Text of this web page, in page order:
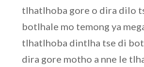
tlhatlhoba gore o dira dilo
botlhale mo temong ya
tlhatlhoba dintlha tse di
dira gore motho a nne le